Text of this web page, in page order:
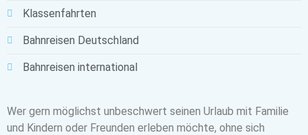
Klassenfahrten
Bahnreisen Deutschland
Bahnreisen international
Wer gern möglichst unbeschwert seinen Urlaub mit Familie
und Kindern oder Freunden erleben möchte, ohne sich